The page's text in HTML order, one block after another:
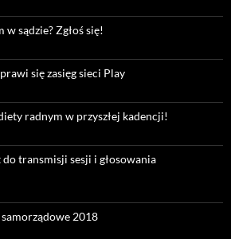
w sądzie? Zgłoś się!
się zasięg sieci Play
radnym w przyszłej kadencji!
transmisji sesji i głosowania
2018